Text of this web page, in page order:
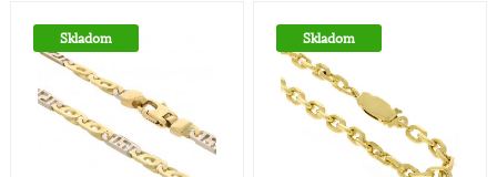
Dámske hodinky a šperky sú v dnešnej dobe
prevažne dizajnovou záležitosťou a zdobiaci efekt je
nadradený účelu hodiniek - ukazovať čas. V
súčasnosti je škála dámskych hodiniek a šperkov
skutočne široká, od rôznych malých decentnejších
Skladom Skladom